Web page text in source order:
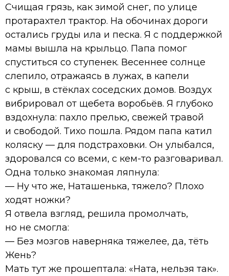
Счищая грязь, как зимой снег, по улице
протарахтел трактор. На обочинах дороги
остались груды ила и песка. Я с поддержкой
мамы вышла на крыльцо. Папа помог
спуститься со ступенек. Весеннее солнце
слепило, отражаясь в лужах, в капели
с крыш, в стёклах соседских домов. Воздух
вибрировал от щебета воробьёв. Я глубоко
вздохнула: пахло прелью, свежей травой
и свободой. Тихо пошла. Рядом папа катил
коляску — для подстраховки. Он улыбался,
здоровался со всеми, с кем-то разговаривал.
Одна только знакомая ляпнула:
— Ну что же, Наташенька, тяжело? Плохо
ходят ножки?
Я отвела взгляд, решила промолчать,
но не смогла:
— Без мозгов наверняка тяжелее, да, тёть
Жень?
Мать тут же прошептала: «Ната, нельзя так».